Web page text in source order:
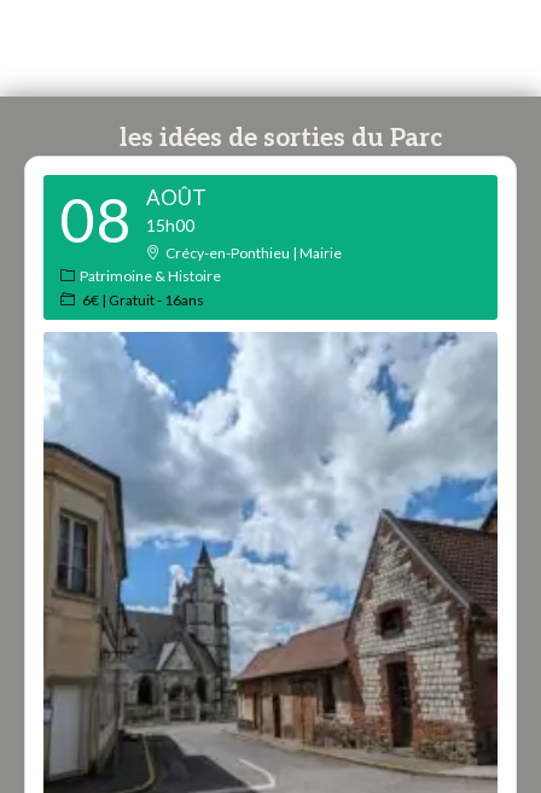
les idées de sorties du Parc
08 AOÛT
15h00
Crécy-en-Ponthieu | Mairie
Patrimoine & Histoire
6€ | Gratuit - 16ans